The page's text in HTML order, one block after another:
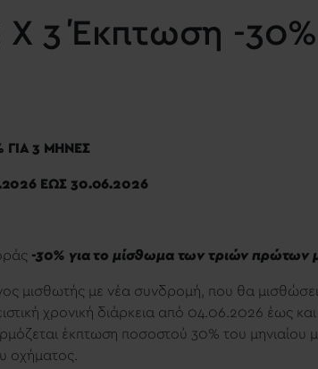
3 Έκπτωση -30%
3 ΜΗΝΕΣ
ΕΩΣ 30.06.2026
-30% για το μίσθωμα των τριών πρώτων
μισθωτής με νέα συνδρομή, που θα
χρονική διάρκεια από 04.06.2026 έως
έκπτωση ποσοστού 30% του μηνιαίου
οχήματος.